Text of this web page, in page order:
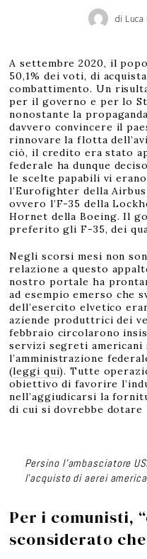
di Luca
A settembre 2020, il
50,1% dei voti, di
combattimento. Un
per il governo e per lo
nonostante la
davvero convincere il
rinnovare la flotta
ciò, il credito era stato
federale ha dunque
le scelte papabili vi
l’Eurofighter della
ovvero l’F-35 della
Hornet della Boeing. Il
preferito gli F-35, dei
Negli scorsi mesi non
relazione a questo
nostro portale ha
ad esempio emerso che
dell’esercito elvetico
aziende produttrici dei
febbraio circolarono
servizi segreti americani
l’amministrazione
(leggi qui). Tutte
obiettivo di favorire
nell’aggiudicarsi la
di cui si dovrebbe
Persino l’ambasciatore
l’acquisto di aerei
Per i comunisti,
sconsiderato